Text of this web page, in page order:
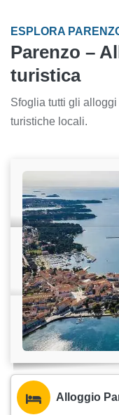
ESPLORA
Parenzo –
turistica
Sfoglia tutti gli
turistiche locali.
Alloggio